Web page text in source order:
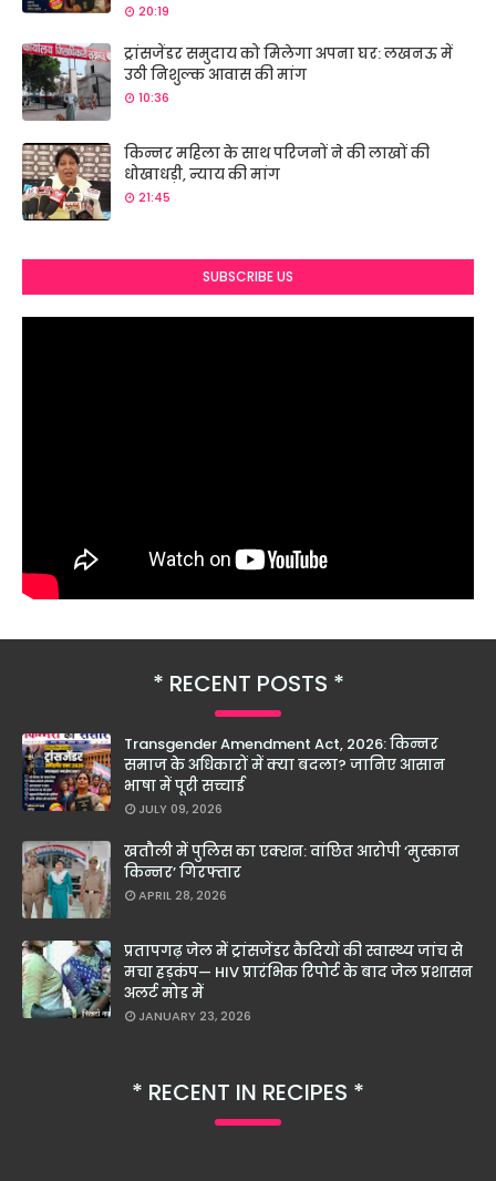
20:19
ट्रांसजेंडर समुदाय को मिलेगा अपना घर: लखनऊ में
उठी निशुल्क आवास की मांग
10:36
किन्नर महिला के साथ परिजनों ने की लाखों की
धोखाधड़ी, न्याय की मांग
21:45
SUBSCRIBE US
RECENT POSTS
Transgender Amendment Act, 2026: किन्नर
समाज के अधिकारों में क्या बदला? जानिए आसान
भाषा में पूरी सच्चाई
JULY 09, 2026
खतौली में पुलिस का एक्शन: वांछित आरोपी ‘मुस्कान
किन्नर’ गिरफ्तार
APRIL 28, 2026
प्रतापगढ़ जेल में ट्रांसजेंडर कैदियों की स्वास्थ्य जांच से
मचा हड़कंप— HIV प्रारंभिक रिपोर्ट के बाद जेल प्रशासन
अलर्ट मोड में
JANUARY 23, 2026
RECENT IN RECIPES